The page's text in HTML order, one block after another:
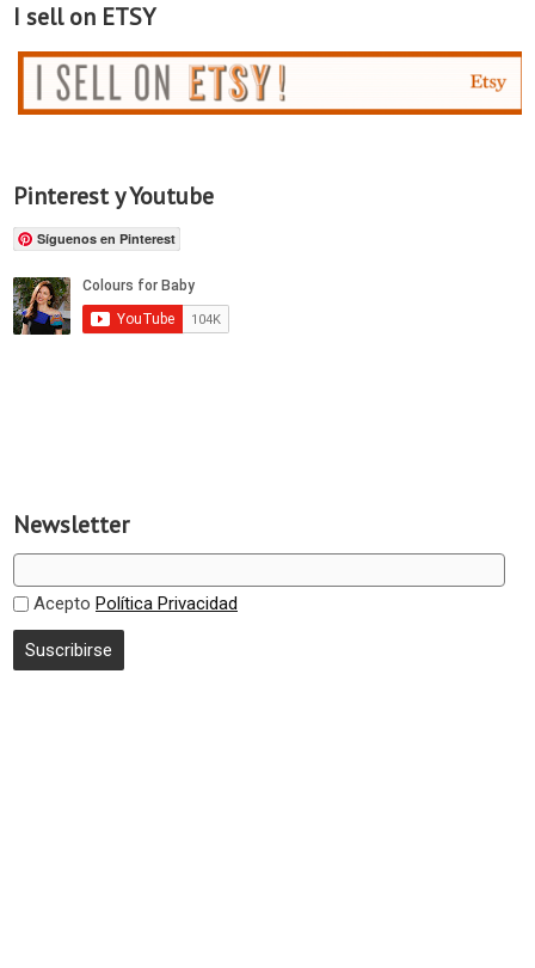
I sell on ETSY
Pinterest y Youtube
Síguenos en Pinterest
Newsletter
Acepto Política Privacidad